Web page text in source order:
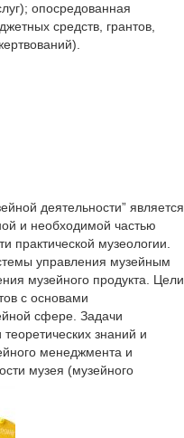
опосредованная
средств, грантов,
деятельности” является
и необходимой частью
практической музеологии.
управления музейным
музейного продукта. Цели
с основами
сфере. Задачи
знаний и
менеджмента и
музея (музейного